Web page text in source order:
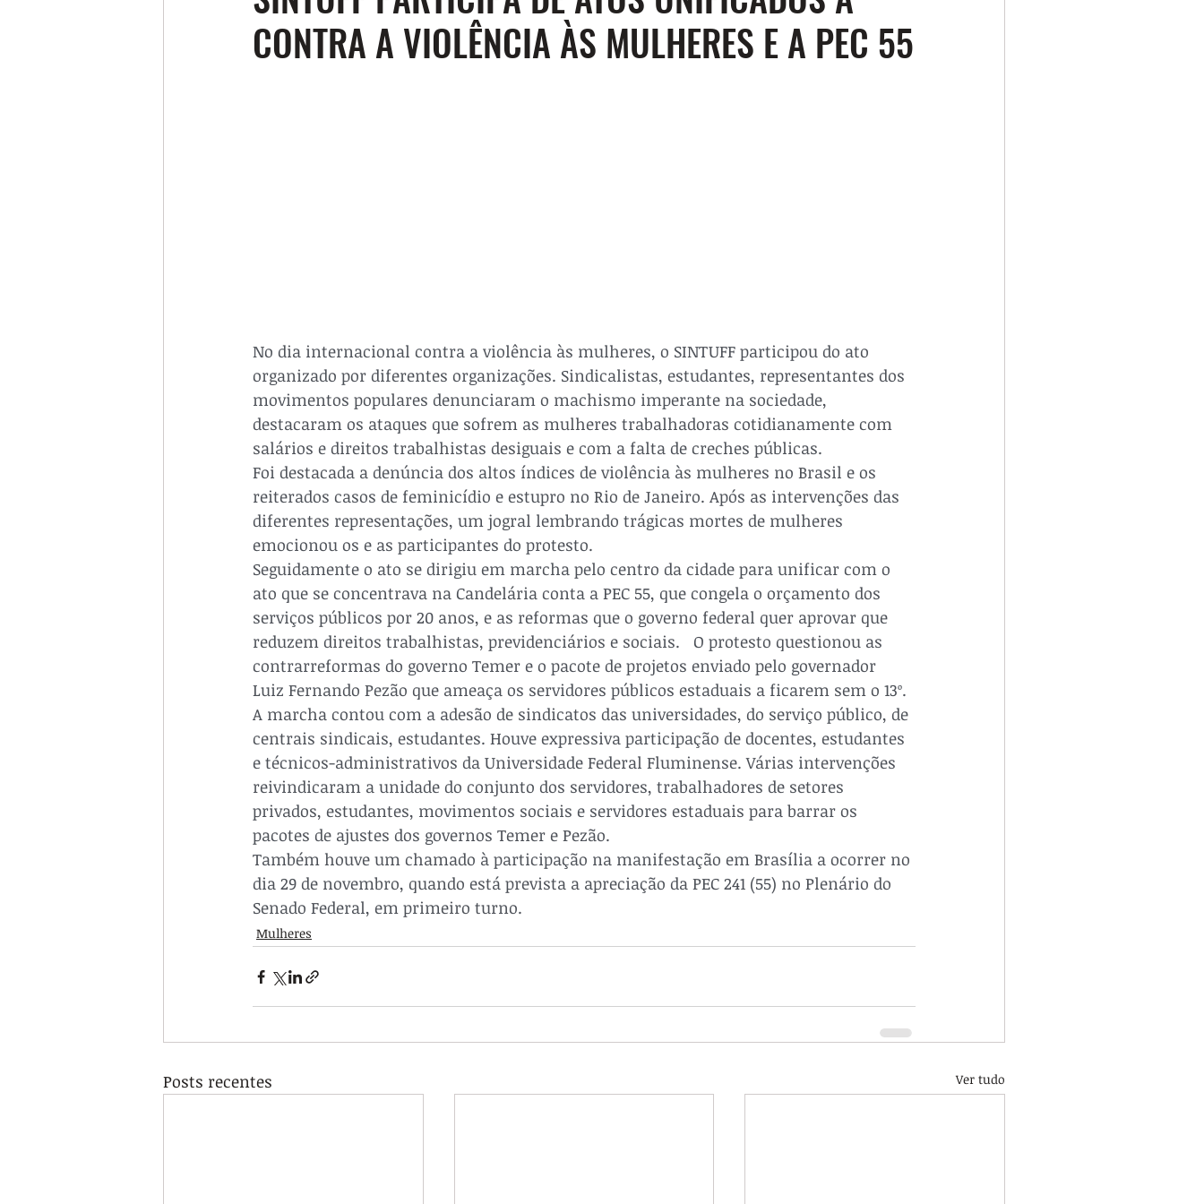
CONTRA A VIOLÊNCIA ÀS MULHERES E A PEC 55
No dia internacional contra a violência às mulheres, o SINTUFF participou do ato
organizado por diferentes organizações. Sindicalistas, estudantes, representantes dos
movimentos populares denunciaram o machismo imperante na sociedade,
destacaram os ataques que sofrem as mulheres trabalhadoras cotidianamente com
salários e direitos trabalhistas desiguais e com a falta de creches públicas.
Foi destacada a denúncia dos altos índices de violência às mulheres no Brasil e os
reiterados casos de feminicídio e estupro no Rio de Janeiro. Após as intervenções das
diferentes representações, um jogral lembrando trágicas mortes de mulheres
emocionou os e as participantes do protesto.
Seguidamente o ato se dirigiu em marcha pelo centro da cidade para unificar com o
ato que se concentrava na Candelária conta a PEC 55, que congela o orçamento dos
serviços públicos por 20 anos, e as reformas que o governo federal quer aprovar que
reduzem direitos trabalhistas, previdenciários e sociais.   O protesto questionou as
contrarreformas do governo Temer e o pacote de projetos enviado pelo governador
Luiz Fernando Pezão que ameaça os servidores públicos estaduais a ficarem sem o 13º.
A marcha contou com a adesão de sindicatos das universidades, do serviço público, de
centrais sindicais, estudantes. Houve expressiva participação de docentes, estudantes
e técnicos-administrativos da Universidade Federal Fluminense. Várias intervenções
reivindicaram a unidade do conjunto dos servidores, trabalhadores de setores
privados, estudantes, movimentos sociais e servidores estaduais para barrar os
pacotes de ajustes dos governos Temer e Pezão.
Também houve um chamado à participação na manifestação em Brasília a ocorrer no
dia 29 de novembro, quando está prevista a apreciação da PEC 241 (55) no Plenário do
Senado Federal, em primeiro turno.
Mulheres
Posts recentes Ver tudo